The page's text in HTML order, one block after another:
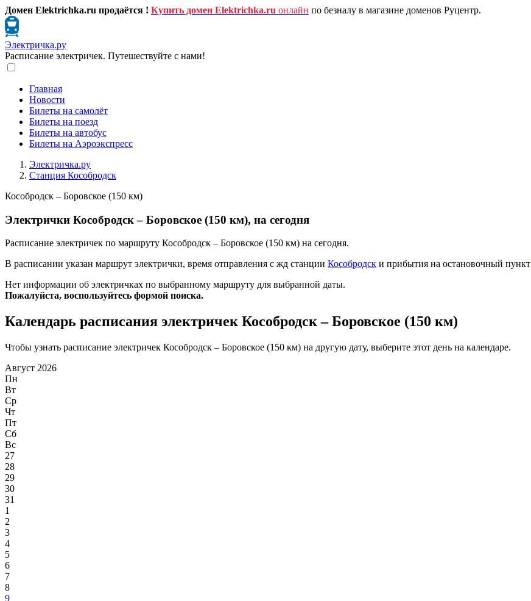
Домен Elektrichka.ru продаётся ! Купить домен Elektrichka.ru онлайн по безналу в магазине доменов Руцентр.
Электричка.ру
Расписание электричек. Путешествуйте с нами!
Главная
Новости
Билеты на самолёт
Билеты на поезд
Билеты на автобус
Билеты на Аэроэкспресс
Электричка.ру
Станция Кособродск
Кособродск – Боровское (150 км)
Электрички Кособродск – Боровское (150 км), на сегодня
Расписание электричек по маршруту Кособродск – Боровское (150 км) на сегодня.
В расписании указан маршрут электрички, время отправления с жд станции Кособродск и прибытия на остановочный пункт
Нет информации об электричках по выбранному маршруту для выбранной даты.
Пожалуйста, воспользуйтесь формой поиска.
Календарь расписания электричек Кособродск – Боровское (150 км)
Чтобы узнать расписание электричек Кособродск – Боровское (150 км) на другую дату, выберите этот день на календаре.
Август 2026
Пн
Вт
Ср
Чт
Пт
Сб
Вс
27
28
29
30
31
1
2
3
4
5
6
7
8
9